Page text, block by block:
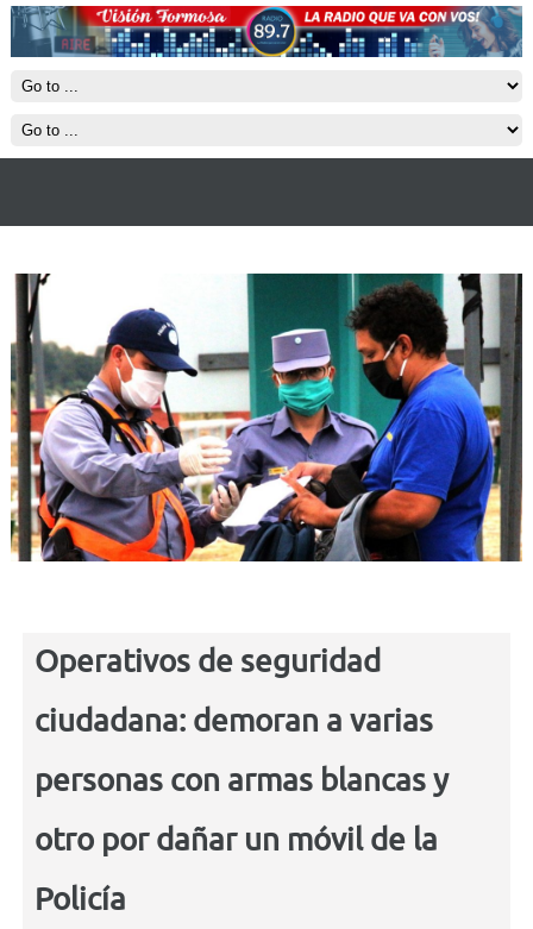
Operativos de seguridad
ciudadana: demoran a varias
personas con armas blancas y
otro por dañar un móvil de la
Policía